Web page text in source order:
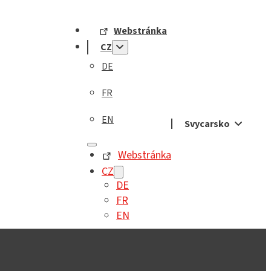
Webstránka
CZ
DE
FR
EN
Webstránka
CZ
DE
FR
EN
Svycarsko